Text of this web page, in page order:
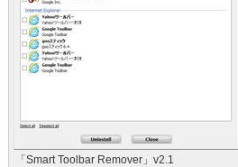
「Smart Toolbar Remover」v2.1